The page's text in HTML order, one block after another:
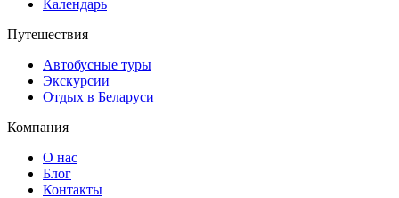
Календарь
Путешествия
Автобусные туры
Экскурсии
Отдых в Беларуси
Компания
О нас
Блог
Контакты